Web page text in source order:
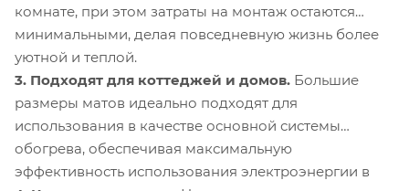
комнате, при этом затраты на монтаж остаются
минимальными, делая повседневную жизнь более
уютной и теплой.
3. Подходят для коттеджей и домов. Большие
размеры матов идеально подходят для
использования в качестве основной системы
обогрева, обеспечивая максимальную
эффективность использования электроэнергии в